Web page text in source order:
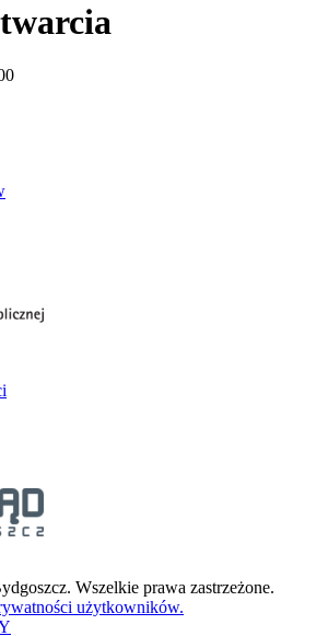
Wszelkie prawa zastrzeżone.
użytkowników.